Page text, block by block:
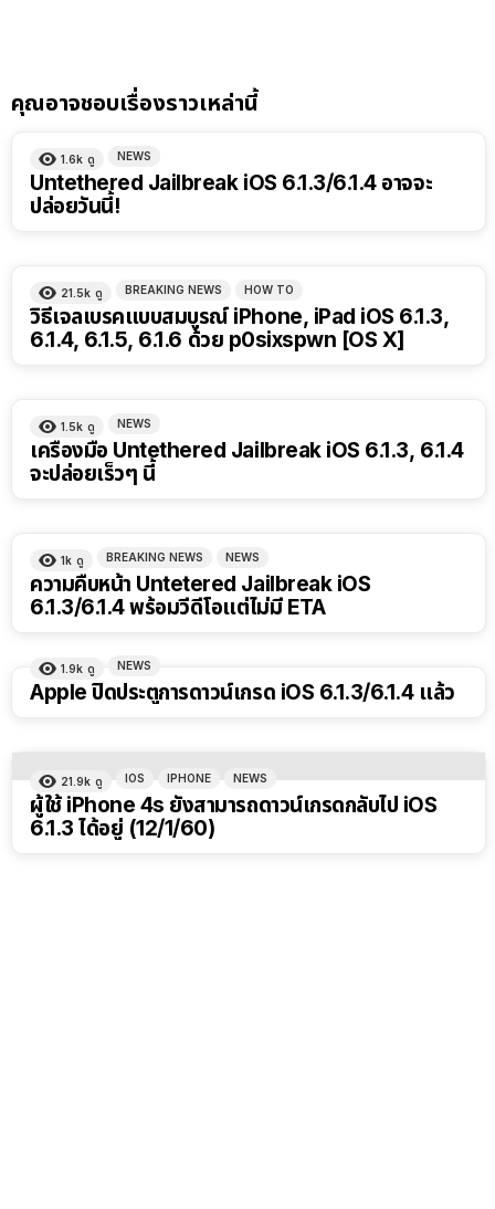
คุณอาจชอบเรื่องราวเหล่านี้
1.6k ดู NEWS
Untethered Jailbreak iOS 6.1.3/6.1.4 อาจจะ
ปล่อยวันนี้!
21.5k ดู BREAKING NEWS HOW TO
วิธีเจลเบรคแบบสมบูรณ์ iPhone, iPad iOS 6.1.3,
6.1.4, 6.1.5, 6.1.6 ด้วย p0sixspwn [OS X]
1.5k ดู NEWS
เครื่องมือ Untethered Jailbreak iOS 6.1.3, 6.1.4
จะปล่อยเร็วๆ นี้
1k ดู BREAKING NEWS NEWS
ความคืบหน้า Untetered Jailbreak iOS
6.1.3/6.1.4 พร้อมวีดีโอแต่ไม่มี ETA
1.9k ดู NEWS
Apple ปิดประตูการดาวน์เกรด iOS 6.1.3/6.1.4 แล้ว
21.9k ดู IOS IPHONE NEWS
ผู้ใช้ iPhone 4s ยังสามารถดาวน์เกรดกลับไป iOS
6.1.3 ได้อยู่ (12/1/60)